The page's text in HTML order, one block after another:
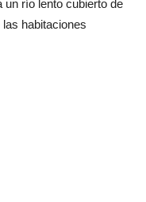
un río lento cubierto de
habitaciones